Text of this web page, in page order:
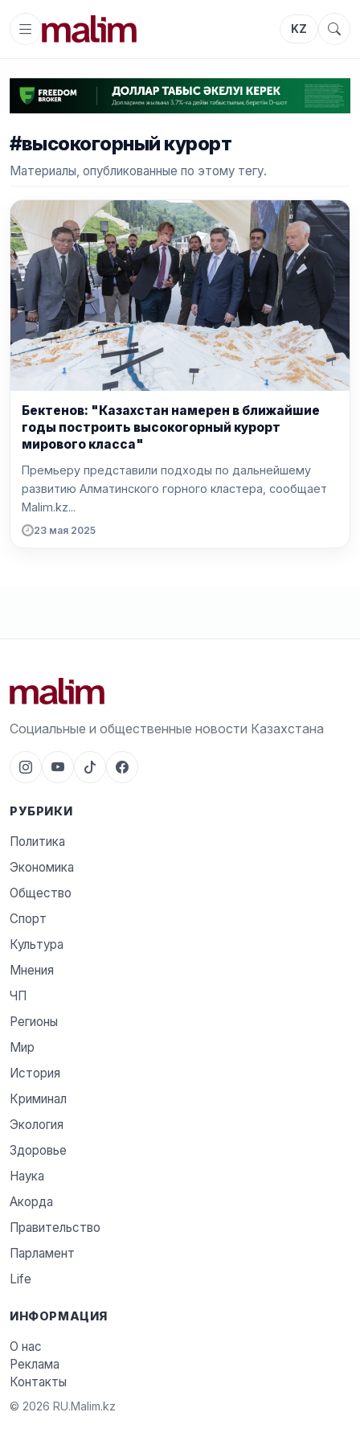
KZ
#высокогорный курорт
Материалы, опубликованные по этому тегу.
Бектенов: "Казахстан намерен в ближайшие
годы построить высокогорный курорт
мирового класса"
Премьеру представили подходы по дальнейшему
развитию Алматинского горного кластера, сообщает
Malim.kz...
23 мая 2025
Социальные и общественные новости Казахстана
РУБРИКИ
Политика
Экономика
Общество
Спорт
Культура
Мнения
ЧП
Регионы
Мир
История
Криминал
Экология
Здоровье
Наука
Акорда
Правительство
Парламент
Life
ИНФОРМАЦИЯ
О нас
Реклама
Контакты
© 2026 RU.Malim.kz